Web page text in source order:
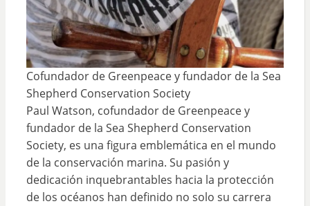
Cofundador de Greenpeace y fundador de la Sea
Shepherd Conservation Society
Paul Watson, cofundador de Greenpeace y
fundador de la Sea Shepherd Conservation
Society, es una figura emblemática en el mundo
de la conservación marina. Su pasión y
dedicación inquebrantables hacia la protección
de los océanos han definido no solo su carrera